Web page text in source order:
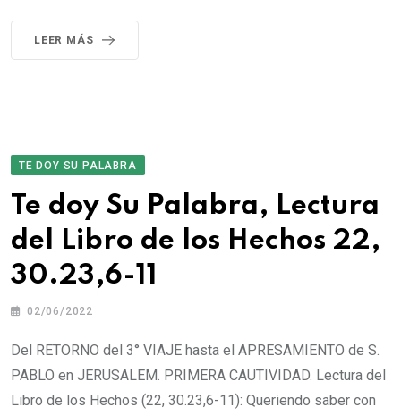
LEER MÁS
TE DOY SU PALABRA
Te doy Su Palabra, Lectura
del Libro de los Hechos 22,
30.23,6-11
02/06/2022
Del RETORNO del 3° VIAJE hasta el APRESAMIENTO de S.
PABLO en JERUSALEM. PRIMERA CAUTIVIDAD. Lectura del
Libro de los Hechos (22, 30.23,6-11): Queriendo saber con